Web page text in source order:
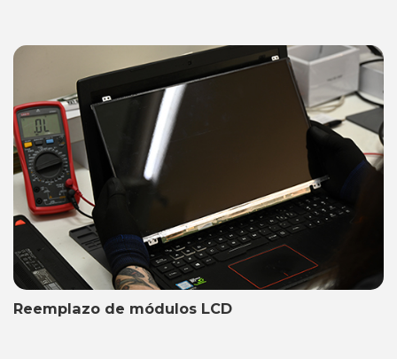
Reemplazo de módulos LCD